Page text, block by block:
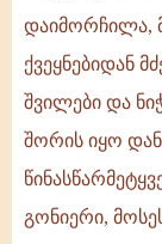
დაიმორჩილა,
ქვეყნებიდან
შვილები და
შორის იყო
გონიერი,